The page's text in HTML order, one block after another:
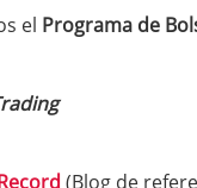
el Programa de
(Blog de